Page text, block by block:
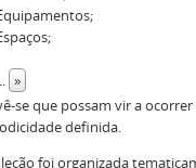
»
se que possam vir a
definida.
foi organizada